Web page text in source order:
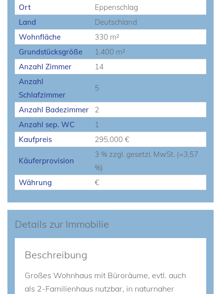
Ort
Eppenschlag
Land
Deutschland
Wohnfläche
330 m²
Grundstücksgröße
1.400 m²
Anzahl Zimmer
14
Anzahl
Schlafzimmer
5
Anzahl Badezimmer
2
Anzahl sep. WC
1
Kaufpreis
295.000 €
Käuferprovision
3 % zzgl. gesetzl. MwSt. (=3,57
%)
Währung
€
Details zur Immobilie
Beschreibung
Großes Wohnhaus mit Büroräume, evtl. auch
als 2-Familienhaus nutzbar, in naturnaher